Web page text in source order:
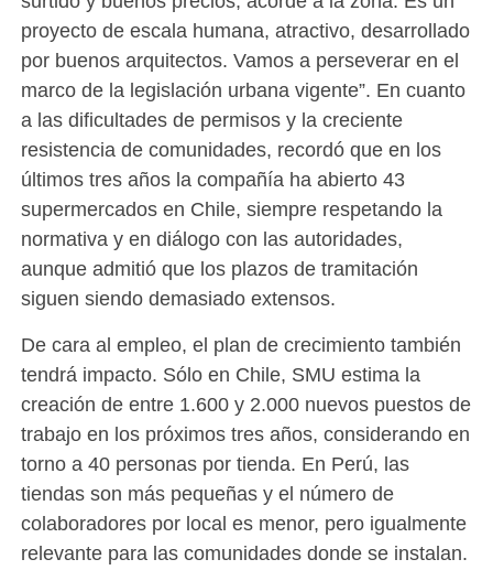
proyecto de escala humana, atractivo, desarrollado
por buenos arquitectos. Vamos a perseverar en el
marco de la legislación urbana vigente”. En cuanto
a las dificultades de permisos y la creciente
resistencia de comunidades, recordó que en los
últimos tres años la compañía ha abierto 43
supermercados en Chile, siempre respetando la
normativa y en diálogo con las autoridades,
aunque admitió que los plazos de tramitación
siguen siendo demasiado extensos.
De cara al empleo, el plan de crecimiento también
tendrá impacto. Sólo en Chile, SMU estima la
creación de entre 1.600 y 2.000 nuevos puestos de
trabajo en los próximos tres años, considerando en
torno a 40 personas por tienda. En Perú, las
tiendas son más pequeñas y el número de
colaboradores por local es menor, pero igualmente
relevante para las comunidades donde se instalan.